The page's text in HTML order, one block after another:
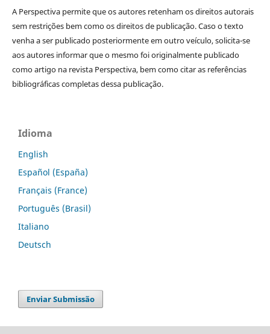
A Perspectiva permite que os autores retenham os direitos autorais
sem restrições bem como os direitos de publicação. Caso o texto
venha a ser publicado posteriormente em outro veículo, solicita-se
aos autores informar que o mesmo foi originalmente publicado
como artigo na revista Perspectiva, bem como citar as referências
bibliográficas completas dessa publicação.
Idioma
English
Español (España)
Français (France)
Português (Brasil)
Italiano
Deutsch
Enviar Submissão